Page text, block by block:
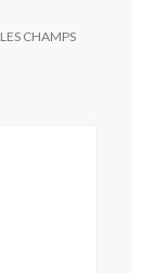
LES CHAMPS